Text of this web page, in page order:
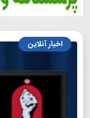
اخبار آنلاین